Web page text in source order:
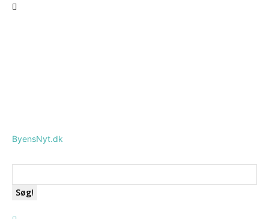
ByensNyt.dk
Søg!